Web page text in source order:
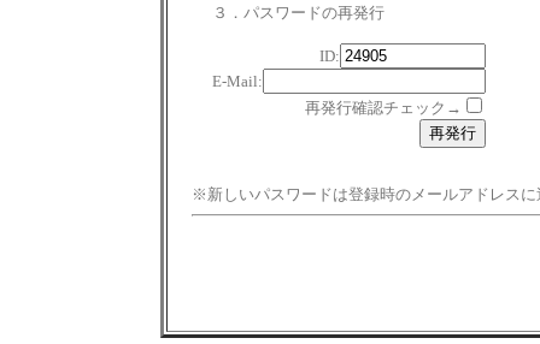
３．パスワードの再発行
ID:
E-Mail:
再発行確認チェック→
※新しいパスワードは登録時のメールアドレスに